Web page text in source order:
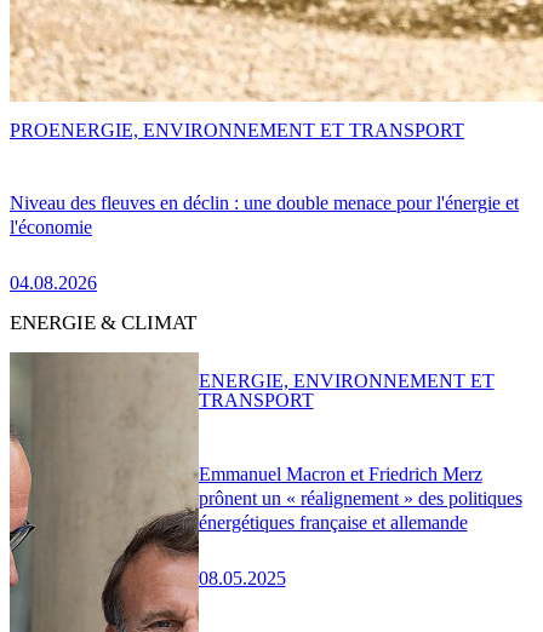
Niveau des fleuves en déclin : une double menace pour l'énergie et
l'économie
04.08.2026
PROENERGIE, ENVIRONNEMENT ET TRANSPORT
ENERGIE & CLIMAT
Emmanuel Macron et Friedrich Merz
prônent un « réalignement » des politiques
énergétiques française et allemande
08.05.2025
ENERGIE, ENVIRONNEMENT ET
TRANSPORT